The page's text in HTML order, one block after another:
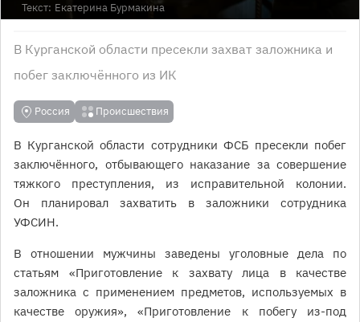
Текст: Екатерина Бурмакина
В Курганской области пресекли захват заложника и
побег заключённого из ИК
Россия Происшествия
В Курганской области сотрудники ФСБ пресекли побег
заключённого, отбывающего наказание за совершение
тяжкого преступления, из исправительной колонии.
Он планировал захватить в заложники сотрудника
УФСИН.
В отношении мужчины заведены уголовные дела по
статьям «Приготовление к захвату лица в качестве
заложника с применением предметов, используемых в
качестве оружия», «Приготовление к побегу из-под